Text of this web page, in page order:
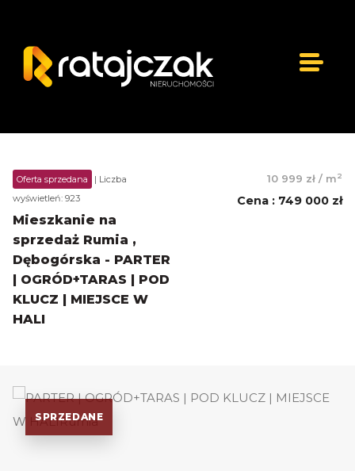
Oferta sprzedana
| Liczba
wyświetleń: 923
Mieszkanie na
sprzedaż Rumia ,
Dębogórska - PARTER
| OGRÓD+TARAS | POD
KLUCZ | MIEJSCE W
HALI
10 999 zł / m2
Cena : 749 000 zł
SPRZEDANE